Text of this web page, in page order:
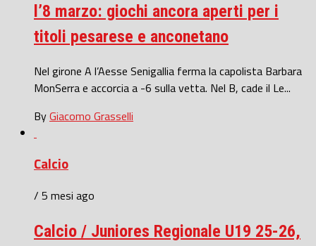
l’8 marzo: giochi ancora aperti per i
titoli pesarese e anconetano
Nel girone A l’Aesse Senigallia ferma la capolista Barbara
MonSerra e accorcia a -6 sulla vetta. Nel B, cade il Le...
ByGiacomo Grasselli
Calcio
/ 5 mesi ago
Calcio / Juniores Regionale U19 25-26,